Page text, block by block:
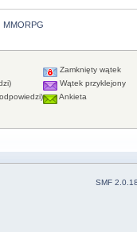
MMORPG
Zamknięty wątek
Wątek przyklejony
Ankieta
SMF